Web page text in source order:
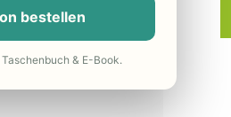
bestellen
& E-Book.